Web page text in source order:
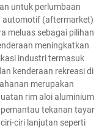
untuk perlumbaan
automotif (aftermarket)
meluas sebagai pilihan
meningkatkan
industri termasuk
kenderaan rekreasi di
merupakan
rim aloi aluminium
tekanan tayar
ciri lanjutan seperti